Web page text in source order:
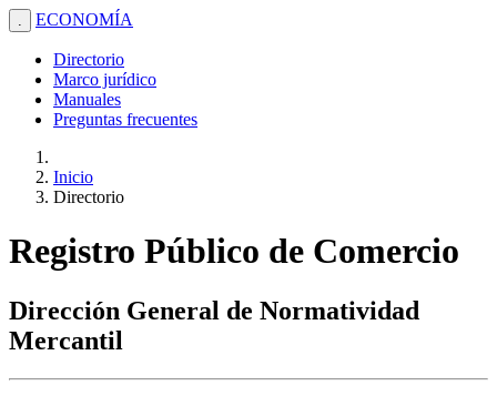
. ECONOMÍA
Directorio
Marco jurídico
Manuales
Preguntas frecuentes
Inicio
Directorio
Registro Público de Comercio
Dirección General de Normatividad
Mercantil